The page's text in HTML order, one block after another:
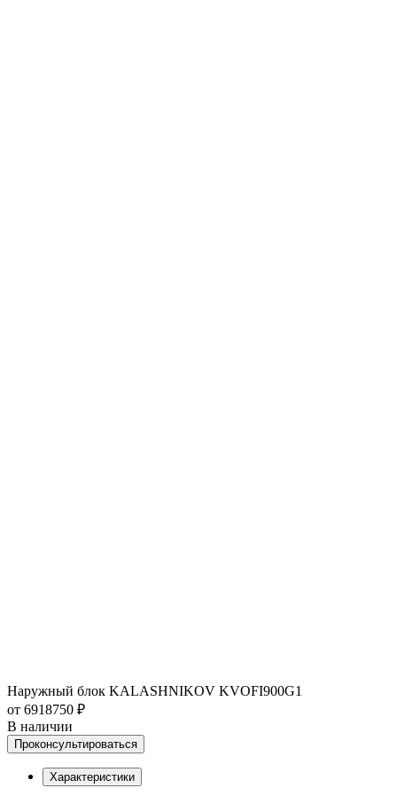
Наружный блок KALASHNIKOV KVOFI900G1
от 6918750 ₽
В наличии
Проконсультироваться
Характеристики